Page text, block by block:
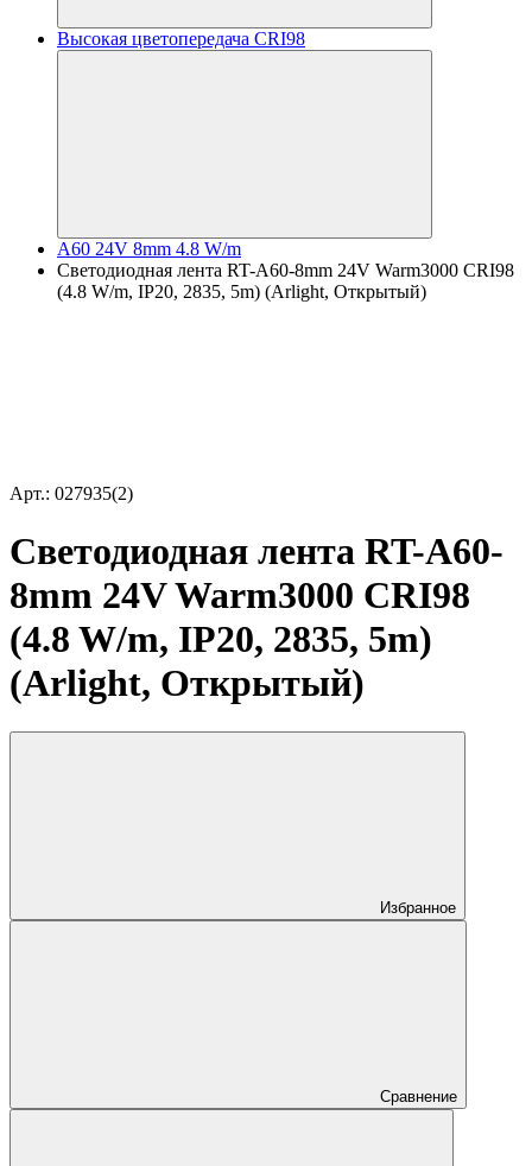
Высокая цветопередача CRI98
A60 24V 8mm 4.8 W/m
Светодиодная лента RT-A60-8mm 24V Warm3000 CRI98
(4.8 W/m, IP20, 2835, 5m) (Arlight, Открытый)
Арт.: 027935(2)
Светодиодная лента RT-A60-
8mm 24V Warm3000 CRI98
(4.8 W/m, IP20, 2835, 5m)
(Arlight, Открытый)
Избранное
Сравнение